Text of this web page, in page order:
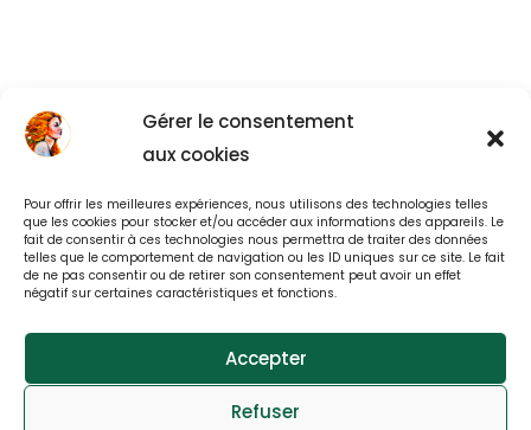
Gérer le consentement
aux cookies
Pour offrir les meilleures expériences, nous utilisons des technologies telles
que les cookies pour stocker et/ou accéder aux informations des appareils. Le
fait de consentir à ces technologies nous permettra de traiter des données
telles que le comportement de navigation ou les ID uniques sur ce site. Le fait
de ne pas consentir ou de retirer son consentement peut avoir un effet
négatif sur certaines caractéristiques et fonctions.
Accepter
Refuser
Back to All